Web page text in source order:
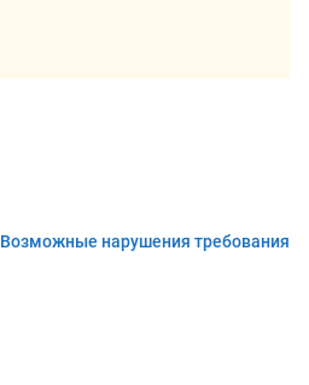
Возможные нарушения требования